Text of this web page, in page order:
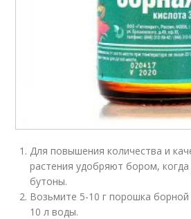
Для повышения количества и
растения удобряют бором,
бутоны.
Возьмите 5-10 г порошка борной
10 л воды.